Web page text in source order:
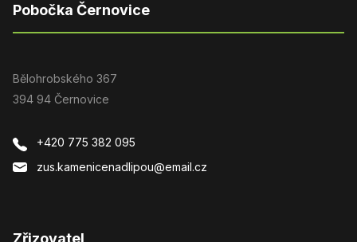
Pobočka Černovice
Bělohrobského 367
394 94 Černovice
+420 775 382 095
zus.kamenicenadlipou@email.cz
Zřizovatel